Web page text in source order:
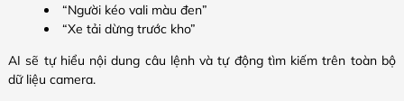
“Người kéo vali màu đen”
“Xe tải dừng trước kho”
AI sẽ tự hiểu nội dung câu lệnh và tự động tìm kiếm trên toàn bộ
dữ liệu camera.